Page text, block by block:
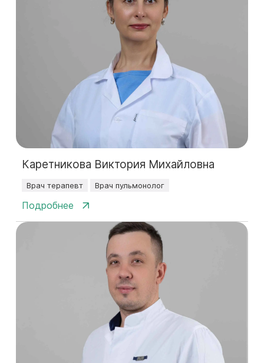
Каретникова Виктория Михайловна
Врач терапевт Врач пульмонолог
Подробнее